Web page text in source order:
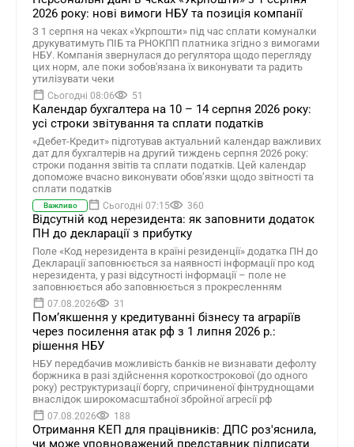
2026 року: нові вимоги НБУ та позиція компанії
З 1 серпня на чеках «Укрпошти» під час сплати комуналки
друкуватимуть ПІБ та РНОКПП платника згідно з вимогами
НБУ. Компанія звернулася до регулятора щодо перегляду
цих норм, але поки зобов'язана їх виконувати та радить
утилізувати чеки
Сьогодні 08:06 51
Календар бухгалтера на 10 – 14 серпня 2026 року:
усі строки звітування та сплати податків
«Дебет-Кредит» підготував актуальний календар важливих
дат для бухгалтерів на другий тиждень серпня 2026 року:
строки подання звітів та сплати податків. Цей календар
допоможе вчасно виконувати обов’язки щодо звітності та
сплати податків
Важливо Сьогодні 07:15 360
Відсутній код нерезидента: як заповнити додаток
ПН до декларації з прибутку
Поле «Код нерезидента в країні резиденції» додатка ПН до
Декларації заповнюється за наявності інформації про код
нерезидента, у разі відсутності інформації – поле не
заповнюється або заповнюється з прокресленням
07.08.2026 31
Помʼякшення у кредитуванні бізнесу та аграріїв
через посилення атак рф з 1 липня 2026 р.:
рішення НБУ
НБУ передбачив можливість банків не визнавати дефолту
боржника в разі здійснення короткострокової (до одного
року) реструктуризації боргу, спричиненої фінтруднощами
внаслідок широкомасштабної збройної агресії рф
07.08.2026 188
Отримання КЕП для працівників: ДПС роз'яснила,
чи може уповноважений представник підписати